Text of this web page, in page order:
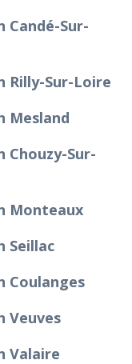
Candé-Sur-
Rilly-Sur-Loire
Mesland
Chouzy-Sur-
Monteaux
Seillac
Coulanges
Veuves
Valaire